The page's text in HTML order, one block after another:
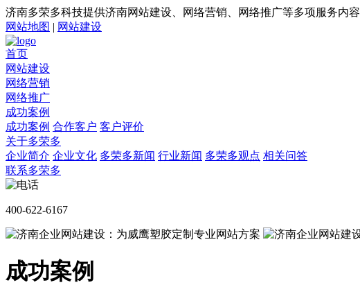
济南多荣多科技提供济南网站建设、网络营销、网络推广等多项服务内容
网站地图 | 网站建设
首页
网站建设
网络营销
网络推广
成功案例
成功案例 合作客户 客户评价
关于多荣多
企业简介 企业文化 多荣多新闻 行业新闻 多荣多观点 相关问答
联系多荣多
400-622-6167
成功案例